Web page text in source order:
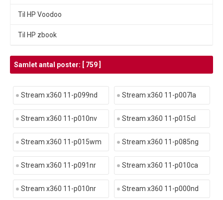
Til HP Voodoo
Til HP zbook
Samlet antal poster: [ 759 ]
Stream x360 11-p099nd Stream x360 11-p007la
Stream x360 11-p010nv Stream x360 11-p015cl
Stream x360 11-p015wm Stream x360 11-p085ng
Stream x360 11-p091nr Stream x360 11-p010ca
Stream x360 11-p010nr Stream x360 11-p000nd